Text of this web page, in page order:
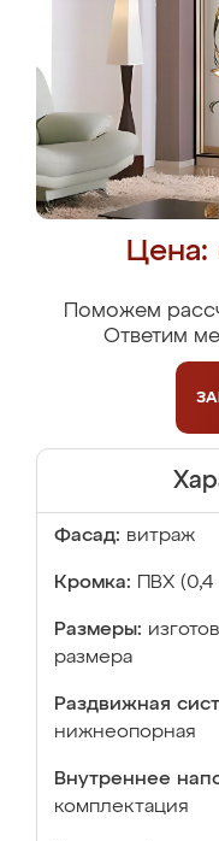
Цена:
Поможем
Ответим
Фасад: витраж
Кромка: ПВХ
Размеры:
размера
Раздвижная
нижнеопорная
Внутреннее
комплектация